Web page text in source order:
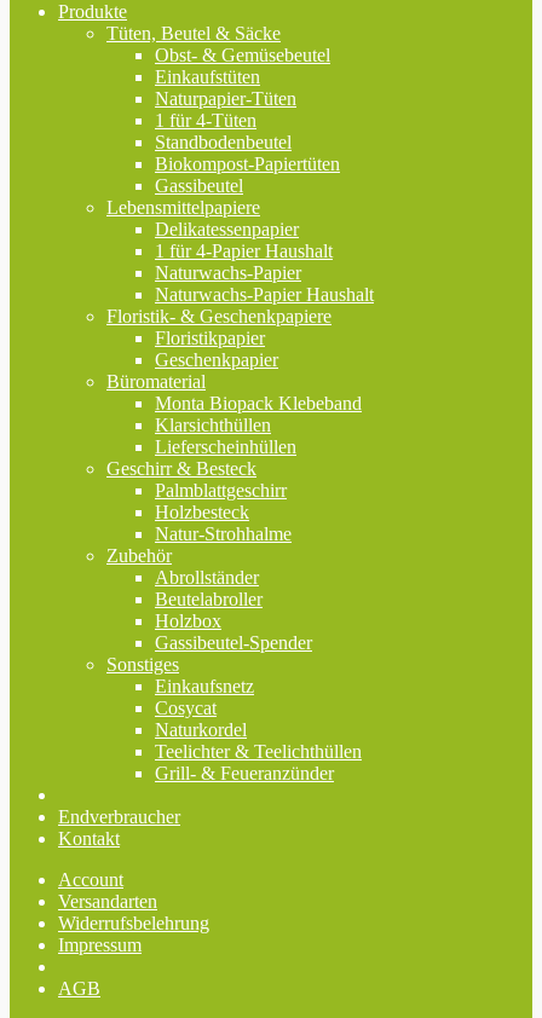
Produkte
Tüten, Beutel & Säcke
Obst- & Gemüsebeutel
Einkaufstüten
Naturpapier-Tüten
1 für 4-Tüten
Standbodenbeutel
Biokompost-Papiertüten
Gassibeutel
Lebensmittelpapiere
Delikatessenpapier
1 für 4-Papier Haushalt
Naturwachs-Papier
Naturwachs-Papier Haushalt
Floristik- & Geschenkpapiere
Floristikpapier
Geschenkpapier
Büromaterial
Monta Biopack Klebeband
Klarsichthüllen
Lieferscheinhüllen
Geschirr & Besteck
Palmblattgeschirr
Holzbesteck
Natur-Strohhalme
Zubehör
Abrollständer
Beutelabroller
Holzbox
Gassibeutel-Spender
Sonstiges
Einkaufsnetz
Cosycat
Naturkordel
Teelichter & Teelichthüllen
Grill- & Feueranzünder
Endverbraucher
Kontakt
Account
Versandarten
Widerrufsbelehrung
Impressum
AGB